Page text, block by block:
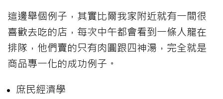
這邊舉個例子，其實比爾我家附近就有一間很
喜歡去吃的店，每次中午都會看到一條人龍在
排隊，他們賣的只有肉圓跟四神湯，完全就是
商品專一化的成功例子。
庶民經濟學